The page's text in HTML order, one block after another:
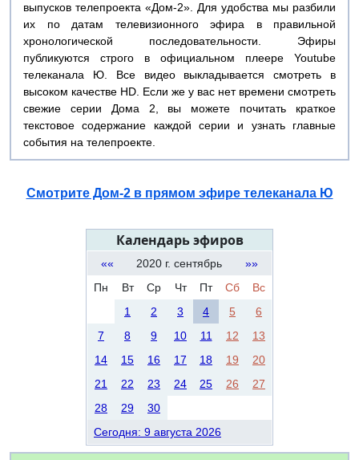
выпусков телепроекта «Дом-2». Для удобства мы разбили
их по датам телевизионного эфира в правильной
хронологической последовательности. Эфиры
публикуются строго в официальном плеере Youtube
телеканала Ю. Все видео выкладывается смотреть в
высоком качестве HD. Если же у вас нет времени смотреть
свежие серии Дома 2, вы можете почитать краткое
текстовое содержание каждой серии и узнать главные
события на телепроекте.
Смотрите Дом-2 в прямом эфире телеканала Ю
Календарь эфиров
«« 2020 г. сентябрь
»»
Пн
Вт Ср Чт Пт Сб
Вс
1
2 3 4 5
6
7
8 9 10 11 12
13
14
15 16 17 18 19
20
21
22 23 24 25 26
27
28
29
30
Сегодня: 9 августа 2026